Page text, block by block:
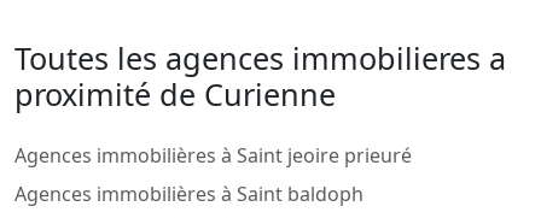
Toutes les agences immobilieres a
proximité de Curienne
Agences immobilières à Saint jeoire prieuré
Agences immobilières à Saint baldoph